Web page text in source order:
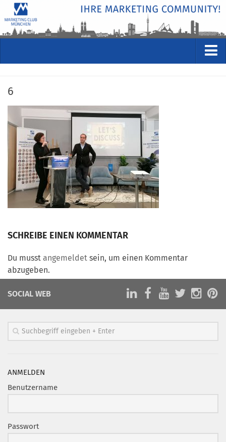
Rückblicke
STUDIO
ÜBER
Wer wir sind
Clubführung
MarketingFrauen
Münchner Marketingpreis
Mentoring
Bundesverband Marketing Clubs
CLUB-KOMMUNIKATION
MCM Club TV
6
SCHREIBE EINEN KOMMENTAR
Du musst angemeldet sein, um einen Kommentar
abzugeben.
SOCIAL WEB
ANMELDEN
Benutzername
Passwort